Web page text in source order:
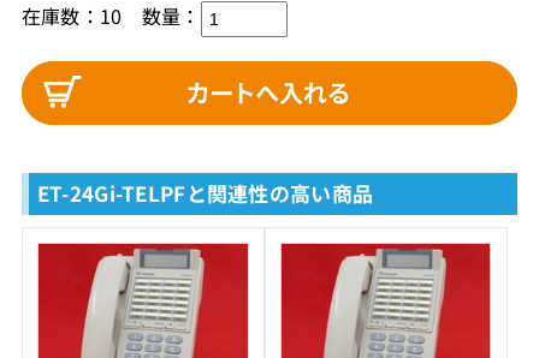
在庫数：10 数量：
ET-24Gi-TELPFと関連性の高い商品